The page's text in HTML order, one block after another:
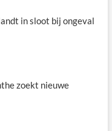
in sloot bij ongeval
zoekt nieuwe